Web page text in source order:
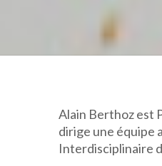
Alain Berthoz est
dirige une équipe
Interdisciplinaire